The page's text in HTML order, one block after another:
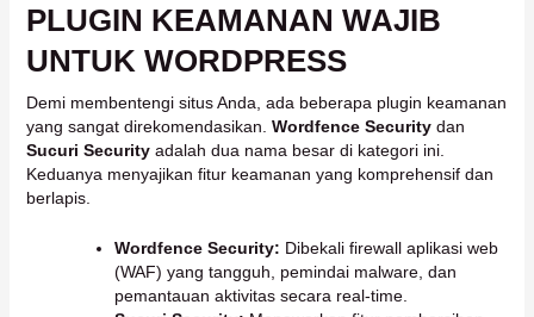
PLUGIN KEAMANAN WAJIB
UNTUK WORDPRESS
Demi membentengi situs Anda, ada beberapa plugin keamanan
yang sangat direkomendasikan. Wordfence Securitydan
Sucuri Securityadalah dua nama besar di kategori ini.
Keduanya menyajikan fitur keamanan yang komprehensif dan
berlapis.
Wordfence Security: Dibekali firewall aplikasi web
(WAF) yang tangguh, pemindai malware, dan
pemantauan aktivitas secara real-time.